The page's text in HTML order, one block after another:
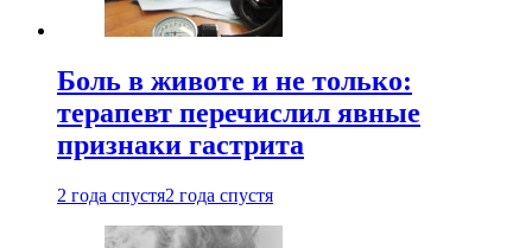
Боль в животе и не только:
терапевт перечислил явные
признаки гастрита
2 года спустя2 года спустя